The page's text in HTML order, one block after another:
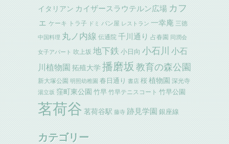
イタリアン カイザースラウテルン広場 カフ
ェ ケーキ トラ子 ドミ パン屋 レストラン 一幸庵 三徳
中国料理 丸ノ内線 伝通院 千川通り 占春園 同潤会
女子アパート 吹上坂 地下鉄 小日向 小石川 小石
川植物園 拓殖大学播磨坂 教育の森公園
新大塚公園 明照幼稚園 春日通り 書店 桜 植物園 深光寺
湯立坂 窪町東公園 竹早 竹早テニスコート 竹早公園
茗荷谷 茗荷谷駅 藤寺 跡見学園 銀座線
カテゴリー